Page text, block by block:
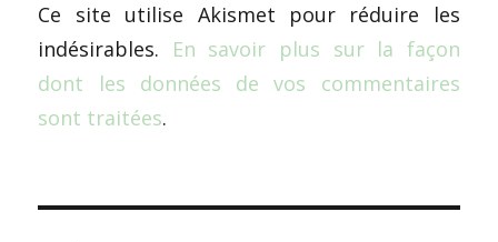
Ce site utilise Akismet pour réduire les
indésirables. En savoir plus sur la façon
dont les données de vos commentaires
sont traitées.